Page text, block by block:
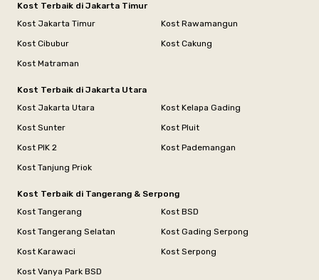
Kost Terbaik di Jakarta Timur
Kost Jakarta Timur
Kost Rawamangun
Kost Cibubur
Kost Cakung
Kost Matraman
Kost Terbaik di Jakarta Utara
Kost Jakarta Utara
Kost Kelapa Gading
Kost Sunter
Kost Pluit
Kost PIK 2
Kost Pademangan
Kost Tanjung Priok
Kost Terbaik di Tangerang & Serpong
Kost Tangerang
Kost BSD
Kost Tangerang Selatan
Kost Gading Serpong
Kost Karawaci
Kost Serpong
Kost Vanya Park BSD